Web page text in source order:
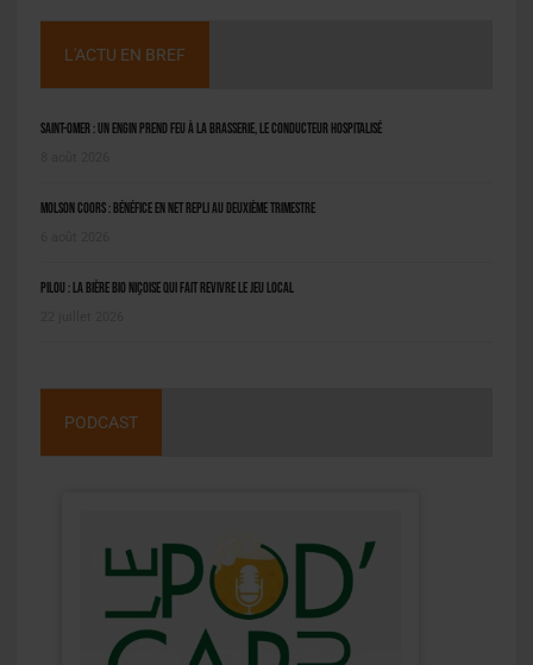
L'ACTU EN BREF
Saint-Omer : un engin prend feu à la brasserie, le conducteur hospitalisé
Molson Coors : bénéfice en net repli au deuxième trimestre
Pilou : la bière bio niçoise qui fait revivre le jeu local
PODCAST